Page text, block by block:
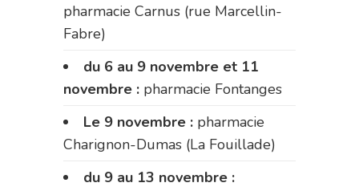
pharmacie Carnus (rue Marcellin-
Fabre)
du 6 au 9 novembre et 11
novembre : pharmacie Fontanges
Le 9 novembre : pharmacie
Charignon-Dumas (La Fouillade)
du 9 au 13 novembre :